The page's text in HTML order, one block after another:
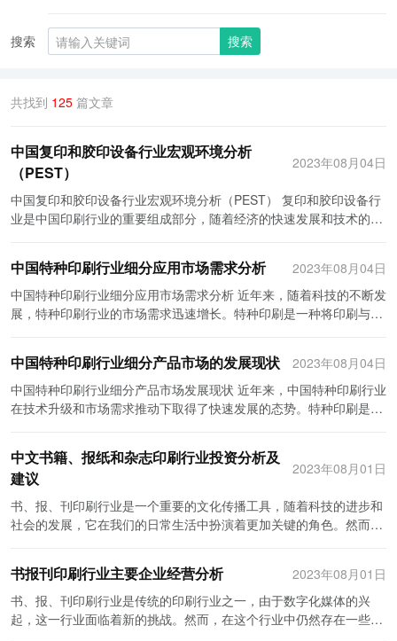
搜索 搜索
共找到 125 篇文章
中国复印和胶印设备行业宏观环境分析
（PEST）
2023年08月04日
中国复印和胶印设备行业宏观环境分析（PEST） 复印和胶印设备行
业是中国印刷行业的重要组成部分，随着经济的快速发展和技术的进
是一个国家经济发展的重要要素之一。中国政府一直致力于提高全民
素质和提高科技水平，为国家的经济发展提供坚实基础。政府鼓励和
支持复印和胶印设备行业发展，为该行业提供了良好的政策环境和市
为复印和胶印设备行业提供更加稳定和可持续的发展环境。 经济环境
是决定行业发展的重要因素之一。中国作为世界第二大经济体，在经
济稳定和增长的大背景下，复印和胶印设备行业也在持续增长。随着
济转型升级的背景下，行业也面临新的机遇和挑战。随着国家对绿色
环保的要求越来越高，复印和胶印设备行业需要不断创新和提高技术
水平，以适应市场需求。 社会环境是另一个影响复印和胶印设备行业
发展的重要因素。随着社会科技的快速发展和信息化的深入推进，人
们的印刷需求发生了很大的变化。传统的纸质印刷仍然是主流，但电
对于复印和胶印设备行业来说，这既是机遇也是挑战，需要不断创新
和改进产品，适应市场需求。 技术环境是决定行业发展的重要驱动力
之一。随着技术的进步和创新，复印和胶印设备行业也在不断发展和
演变。新的技术产品和解决方案不断涌现，推动着行业的创新和发
中国特种印刷行业细分应用市场需求分析
2023年08月04日
中国特种印刷行业细分应用市场需求分析 近年来，随着科技的不断发
展，特种印刷行业的市场需求迅速增长。特种印刷是一种将印刷与物
的细分应用市场需求也日益增长。 首先，包装印刷是特种印刷行业的
一个重要应用市场。随着消费者对商品包装的要求越来越高，包装印
刷行业需求不断增长。特种印刷可以通过不同的印刷技术和材料，为
劣产品的泛滥和知识产权保护的需求增加，安全印刷需求不断上升。
特种印刷可以通过添加特殊的防伪标识和标记，实现对产品的溯源控
制和防伪保护，提高产品的安全性和市场信誉。 再次，电子元件印刷
是特种印刷行业的另一个重要应用市场。随着电子产业的不断发展，
对电子元件的印刷需求也越来越大。特种印刷可以提供高精度、高效
需求，推动电子产业的发展。 此外，汽车印刷、纸品印刷、建筑印刷
等领域也是特种印刷行业的重要应用市场。随着汽车工业的快速发
展，汽车印刷需求不断增长。特种印刷可以为汽车提供个性化的外观
装饰和汽车零部件的印刷。纸品印刷则可以通过特殊的印刷工艺和材
中国特种印刷行业细分产品市场的发展现状
2023年08月04日
中国特种印刷行业细分产品市场发展现状 近年来，中国特种印刷行业
在技术升级和市场需求推动下取得了快速发展的态势。特种印刷是指
品市场发展现状。 首先，包装印刷是中国特种印刷行业的重要组成部
分。随着中国市场消费升级和对产品品质的要求提高，包装行业对特
种印刷的需求也在不断增长。在食品、饮料、化妆品等消费品领域，
特种印刷技术能够为产品增加附加值，提升品牌形象。例如，烫金、
可以为书刊增添更多的表现形式和触感。仿古纸张、雕版印刷等技术
可以使书籍具有独特的艺术感和纪念价值。此外，随着电子书籍的普
及，特种印刷也为传统纸质书籍提供了一种差异化的竞争方式。通过
特种印刷技术打造高品质的纸质书籍，为读者带来更好的阅读体验。
中文书籍、报纸和杂志印刷行业投资分析及
建议
2023年08月01日
书、报、刊印刷行业是一个重要的文化传播工具，随着科技的进步和
社会的发展，它在我们的日常生活中扮演着更加关键的角色。然而，
和竞争。在这篇文章中，我们将对书、报、刊印刷行业的投资进行分
析，并给出相应的建议。 首先，让我们来看一看书、报、刊印刷行业
的投资前景。尽管电子媒体的出现带来了一些压力，但实体书籍和报
纸仍然具有不可替代的优点。首先，实体书籍可以提供更好的阅读体
书报刊印刷行业主要企业经营分析
2023年08月01日
书、报、刊印刷行业是传统的印刷行业之一，由于数字化媒体的兴
起，这一行业面临着新的挑战。然而，在这个行业中仍然存在一些主